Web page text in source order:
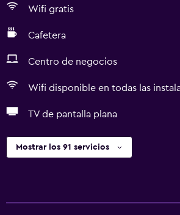
Wifi gratis
Cafetera
Centro de negocios
Wifi disponible en todas las
TV de pantalla plana
Mostrar los 91 servicios